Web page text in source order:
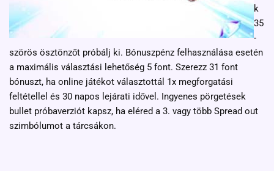
k
35
-
szörös ösztönzőt próbálj ki. Bónuszpénz felhasználása esetén
a maximális választási lehetőség 5 font. Szerezz 31 font
bónuszt, ha online játékot választottál 1x megforgatási
feltétellel és 30 napos lejárati idővel. Ingyenes pörgetések
bullet próbaverziót kapsz, ha eléred a 3. vagy több Spread out
szimbólumot a tárcsákon.